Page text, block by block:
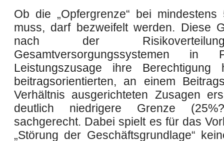
Ob die „Opfergrenze“ bei mindestens
muss, darf bezweifelt werden. Diese
nach der
Gesamtversorgungssystemen
Leistungszusage ihre Berechtigung
beitragsorientierten, an einem
Verhältnis ausgerichteten Zusagen
deutlich niedrigere Grenze
sachgerecht. Dabei spielt es für das
„Störung der Geschäftsgrundlage“